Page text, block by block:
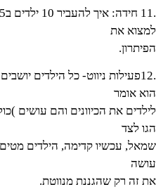
למצוא את
הפיתרון.
.12פעילות ניווט- כל הילדים
הוא אומר
לילדים את הכיוונים והם עושים
הגו לצד
שמאל, עכשיו קדימה, הילדים
עושה
את זה רק שהגננת מנווטת.